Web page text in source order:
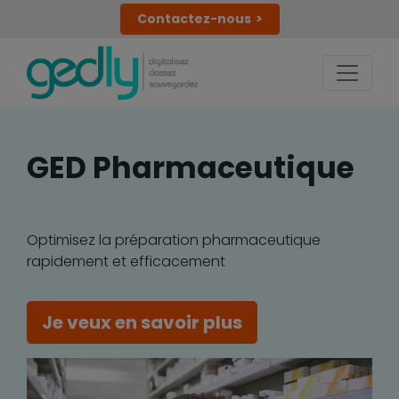
Contactez-nous
GED Pharmaceutique
Optimisez la préparation pharmaceutique
rapidement et efficacement
Je veux en savoir plus